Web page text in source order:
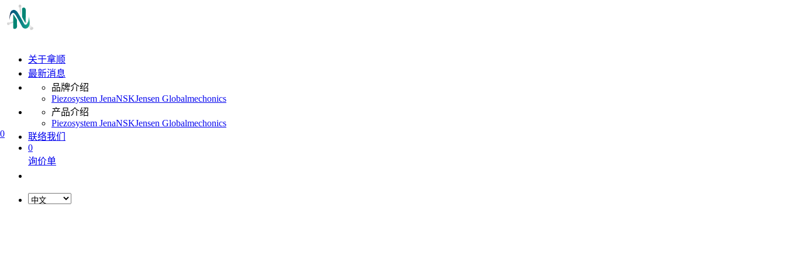
0
关于拿顺
最新消息
品牌介绍
Piezosystem JenaNSKJensen Globalmechonics
产品介绍
Piezosystem JenaNSKJensen Globalmechonics
联络我们
0
询价单